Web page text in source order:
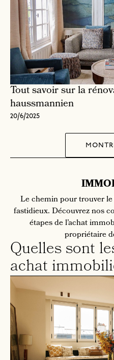
Tout savoir sur la
haussmannien
20/6/2025
Le chemin pour trouver
fastidieux. Découvrez nos
étapes de l’achat
propriétaire
Quelles sont
achat